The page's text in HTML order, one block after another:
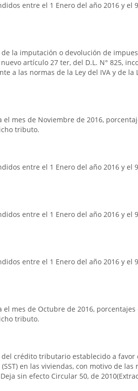
entre el 1 Enero del año 2016 y el
la imputación o devolución de
artículo 27 ter, del D.L. N° 825,
a las normas de la Ley del IVA y de la
mes de Noviembre de 2016,
tributo.
entre el 1 Enero del año 2016 y el
entre el 1 Enero del año 2016 y el
entre el 1 Enero del año 2016 y el
mes de Octubre de 2016,
tributo.
crédito tributario establecido a favor
en las viviendas, con motivo de las
sin efecto Circular 50, de